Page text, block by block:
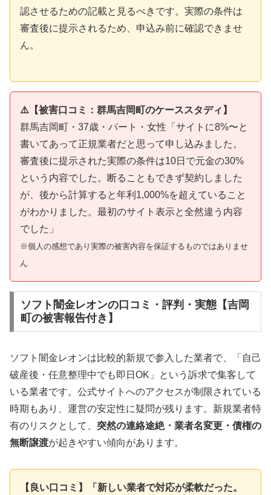
認させるための記載と見るべきです。実際の条件は
審査後に提示されるため、申込み前に確認できませ
ん。
⚠️【被害口コミ：群馬吉岡町のケーススタディ】
群馬吉岡町・37歳・パート・女性「サイトに8%〜と
書いてあって正規業者だと思って申し込みました。
審査後に提示された実際の条件は10日で元金の30%
という内容でした。断ることもできず契約しました
が、後から計算すると年利1,000%を超えていること
がわかりました。最初のサイト表示と全然違う内容
でした」
※個人の感想であり実際の被害内容を保証するものではありませ
ん
ソフト闇金レオンの口コミ・評判・実態【吉岡
町の被害報告付き】
ソフト闇金レオンは比較的新規で参入した業者で、「自己
破産後・任意整理中でも即日OK」という訴求で集客して
いる業者です。公式サイトへのアクセスが制限されている
時期もあり、運営の安定性に疑問が残ります。新規業者特
有のリスクとして、 突然の連絡途絶・業者名変更・債権の
無断譲渡が起きやすい傾向があります。
【良い口コミ】「新しい業者で対応が柔軟だった。